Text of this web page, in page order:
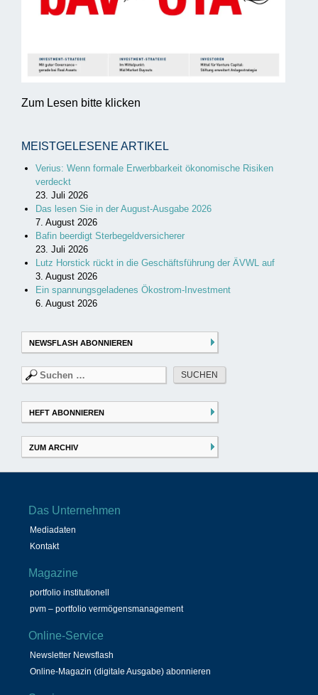
Zum Lesen bitte klicken
MEISTGELESENE ARTIKEL
Verius: Wenn formale Erwerbbarkeit ökonomische Risiken
verdeckt
23. Juli 2026
Das lesen Sie in der August-Ausgabe 2026
7. August 2026
Bafin beerdigt Sterbegeldversicherer
23. Juli 2026
Lutz Horstick rückt in die Geschäftsführung der ÄVWL auf
3. August 2026
Ein spannungsgeladenes Ökostrom-Investment
6. August 2026
NEWSFLASH ABONNIEREN
Suchen
nach:
HEFT ABONNIEREN
ZUM ARCHIV
Das Unternehmen
Mediadaten
Kontakt
Magazine
portfolio institutionell
pvm – portfolio vermögensmanagement
Online-Service
Newsletter Newsflash
Online-Magazin (digitale Ausgabe) abonnieren